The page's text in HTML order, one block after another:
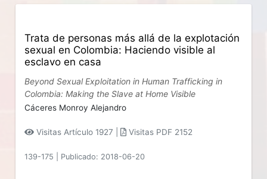
Trata de personas más allá de la explotación
sexual en Colombia: Haciendo visible al
esclavo en casa
Beyond Sexual Exploitation in Human Trafficking in
Colombia: Making the Slave at Home Visible
Cáceres Monroy Alejandro
Visitas Artículo 1927 | Visitas PDF 2152
139-175 Publicado: 2018-06-20